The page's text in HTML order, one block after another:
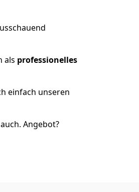
als professionelles
einfach unseren
Angebot?